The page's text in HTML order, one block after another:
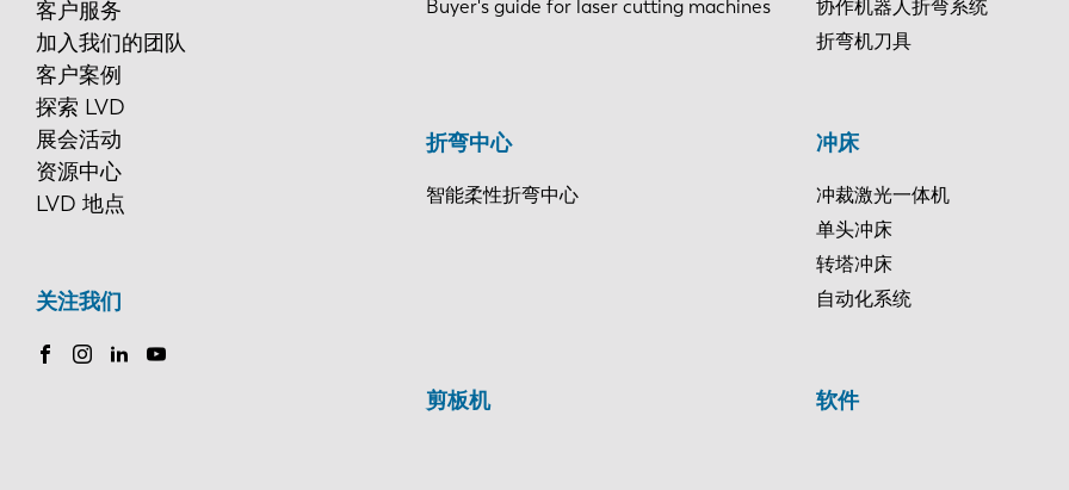
客户服务
加入我们的团队
客户案例
探索 LVD
展会活动
资源中心
LVD 地点
关注我们
Buyer's guide for laser cutting machines
协作机器人折弯系统
折弯机刀具
折弯中心
智能柔性折弯中心
冲床
冲裁激光一体机
单头冲床
转塔冲床
自动化系统
剪板机 软件